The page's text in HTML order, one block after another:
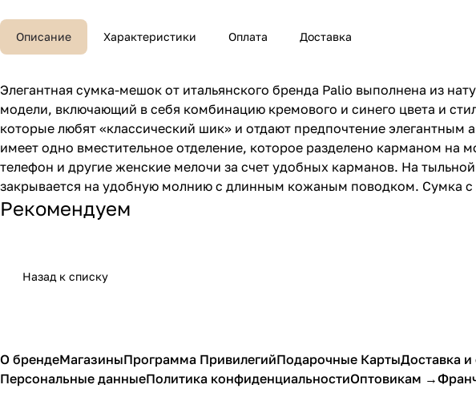
Описание Характеристики Оплата Доставка
Элегантная сумка-мешок от итальянского бренда Palio выполнена из
модели, включающий в себя комбинацию кремового и синего цвета и
которые любят «классический шик» и отдают предпочтение
имеет одно вместительное отделение, которое разделено карманом на
телефон и другие женские мелочи за счет удобных карманов. На
закрывается на удобную молнию с длинным кожаным поводком. Сумка
Рекомендуем
Назад к списку
О брендеМагазиныПрограмма ПривилегийПодарочные КартыДоставка и
Персональные данныеПолитика конфиденциальностиОптовикам →